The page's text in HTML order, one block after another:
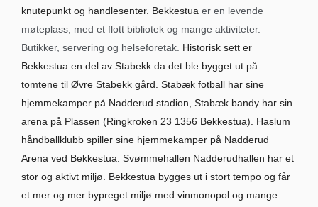
knutepunkt og handlesenter. Bekkestua er en levende
møteplass, med et flott bibliotek og mange aktiviteter.
Butikker, servering og helseforetak. Historisk sett er
Bekkestua en del av Stabekk da det ble bygget ut på
tomtene til Øvre Stabekk gård. Stabæk fotball har sine
hjemmekamper på Nadderud stadion, Stabæk bandy har sin
arena på Plassen (Ringkroken 23 1356 Bekkestua). Haslum
håndballklubb spiller sine hjemmekamper på Nadderud
Arena ved Bekkestua. Svømmehallen Nadderudhallen har et
stor og aktivt miljø. Bekkestua bygges ut i stort tempo og får
et mer og mer bypreget miljø med vinmonopol og mange